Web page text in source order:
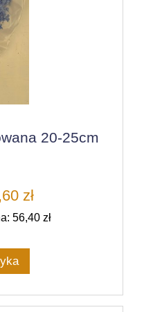
20-25cm
zł
56,40 zł